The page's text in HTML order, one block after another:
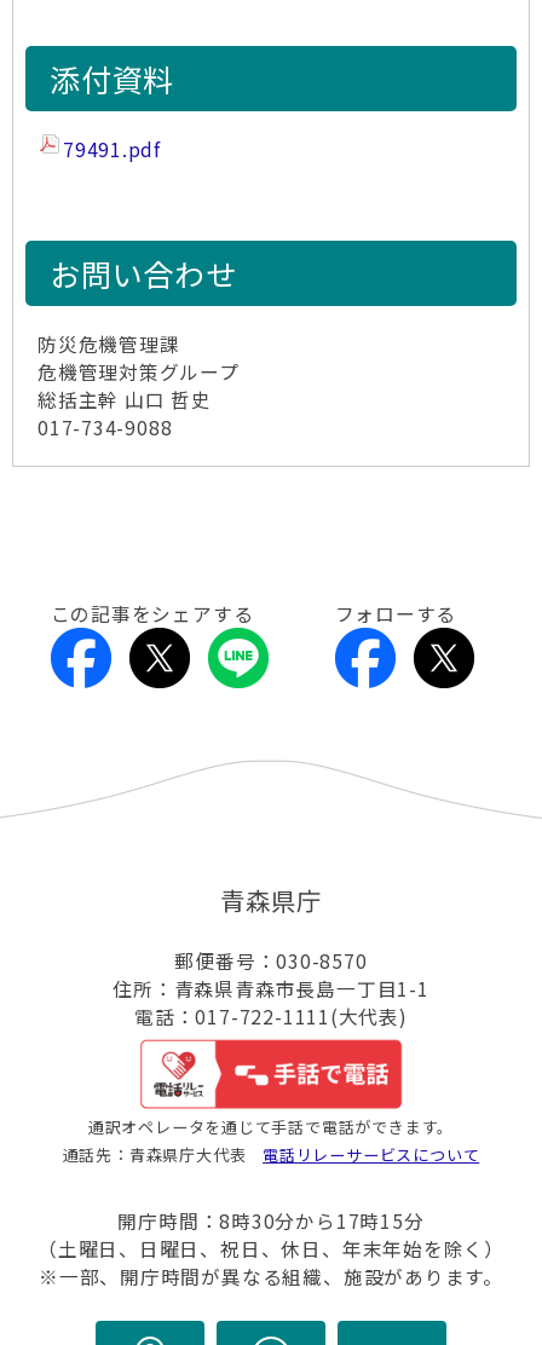
添付資料
79491.pdf
お問い合わせ
防災危機管理課
危機管理対策グループ
総括主幹 山口 哲史
017-734-9088
この記事をシェアする フォローする
青森県庁
郵便番号：030-8570
住所：青森県青森市長島一丁目1-1
電話：017-722-1111(大代表)
通訳オペレータを通じて手話で電話ができます。
通話先：青森県庁大代表 電話リレーサービスについて
開庁時間：8時30分から17時15分
（土曜日、日曜日、祝日、休日、年末年始を除く）
※一部、開庁時間が異なる組織、施設があります。